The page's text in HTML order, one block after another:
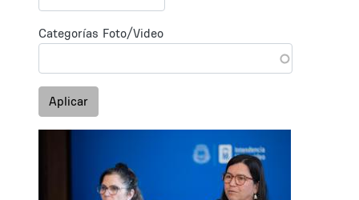
Categorías Foto/Video
Aplicar